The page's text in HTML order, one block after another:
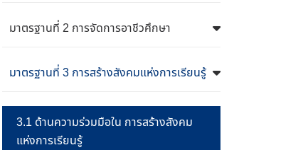
มาตรฐานที่ 2 การจัดการอาชีวศึกษา
มาตรฐานที่ 3 การสร้างสังคมแห่งการเรียนรู้
3.1 ด้านความร่วมมือใน การสร้างสังคม
แห่งการเรียนรู้